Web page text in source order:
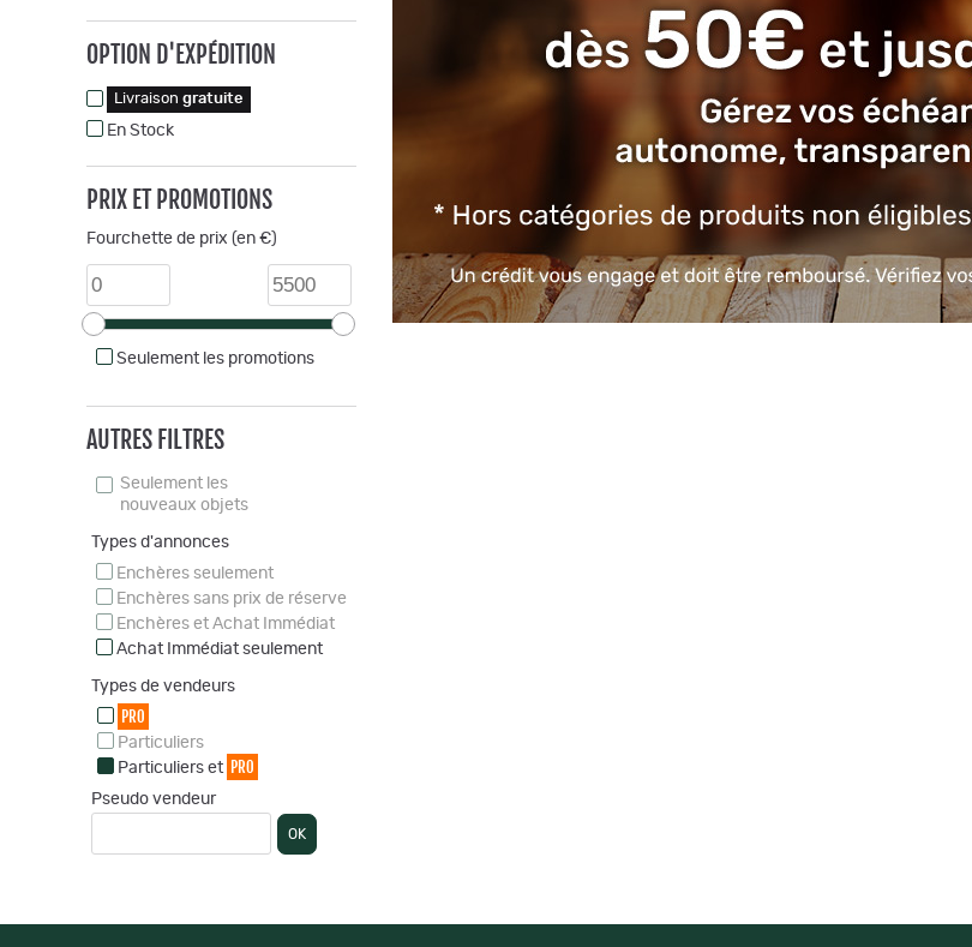
OPTION D'EXPÉDITION
Livraison gratuite
En Stock
PRIX ET PROMOTIONS
Fourchette de prix (en €)
Seulement les promotions
AUTRES FILTRES
Seulement les
nouveaux objets
Types d'annonces
Enchères seulement
Enchères sans prix de réserve
Enchères et Achat Immédiat
Achat Immédiat seulement
Types de vendeurs
PRO
Particuliers
Particuliers et PRO
Pseudo vendeur
OK